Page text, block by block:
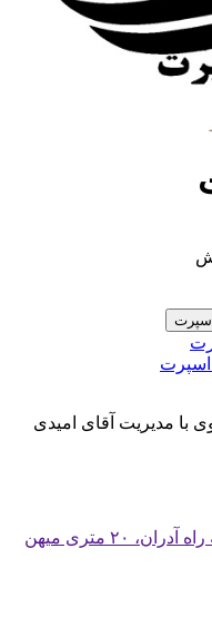
با مدیریت آقای امیدی
تهران ، شهرستان بهارستان ، سه راه آدران، ۲۰ متری میهن